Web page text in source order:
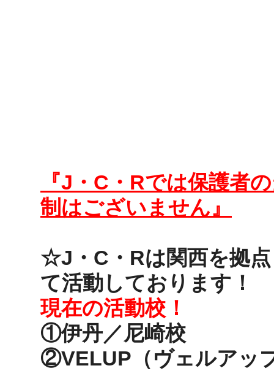
『J・C・Rでは保護者
制はございません』
☆J・C・Rは関西を拠
て活動しております！
現在の活動校！
①伊丹／尼崎校
②VELUP（ヴェルアッ